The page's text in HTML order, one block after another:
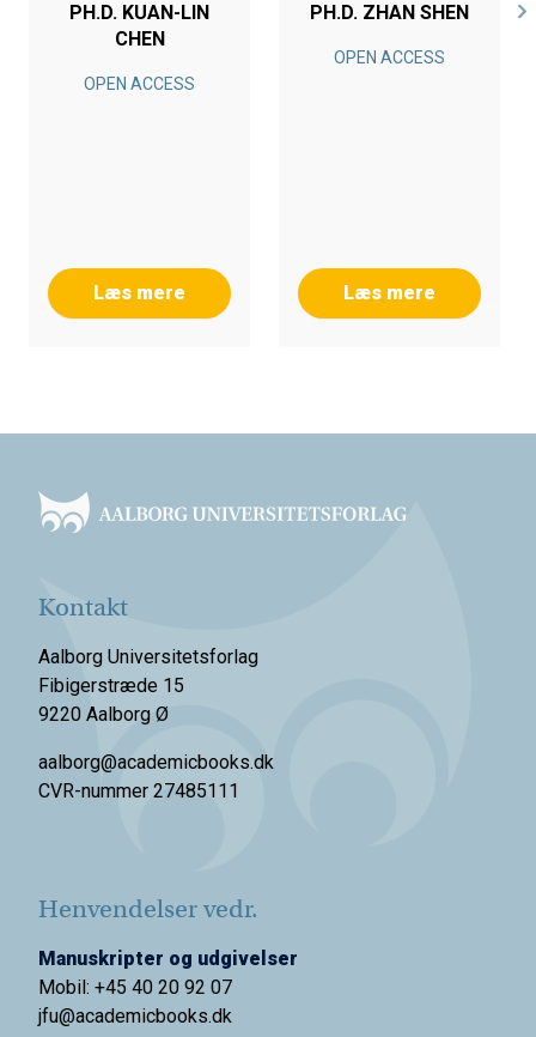
PH.D. KUAN-LIN
CHEN
OPEN ACCESS
Læs mere
PH.D. ZHAN SHEN
OPEN ACCESS
Læs mere
Kontakt
Aalborg Universitetsforlag
Fibigerstræde 15
9220 Aalborg Ø
aalborg@academicbooks.dk
CVR-nummer 27485111
Henvendelser vedr.
Manuskripter og udgivelser
Mobil: +45 40 20 92 07
jfu@academicbooks.dk